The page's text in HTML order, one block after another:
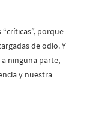
porque
de odio. Y
ninguna parte,
y nuestra